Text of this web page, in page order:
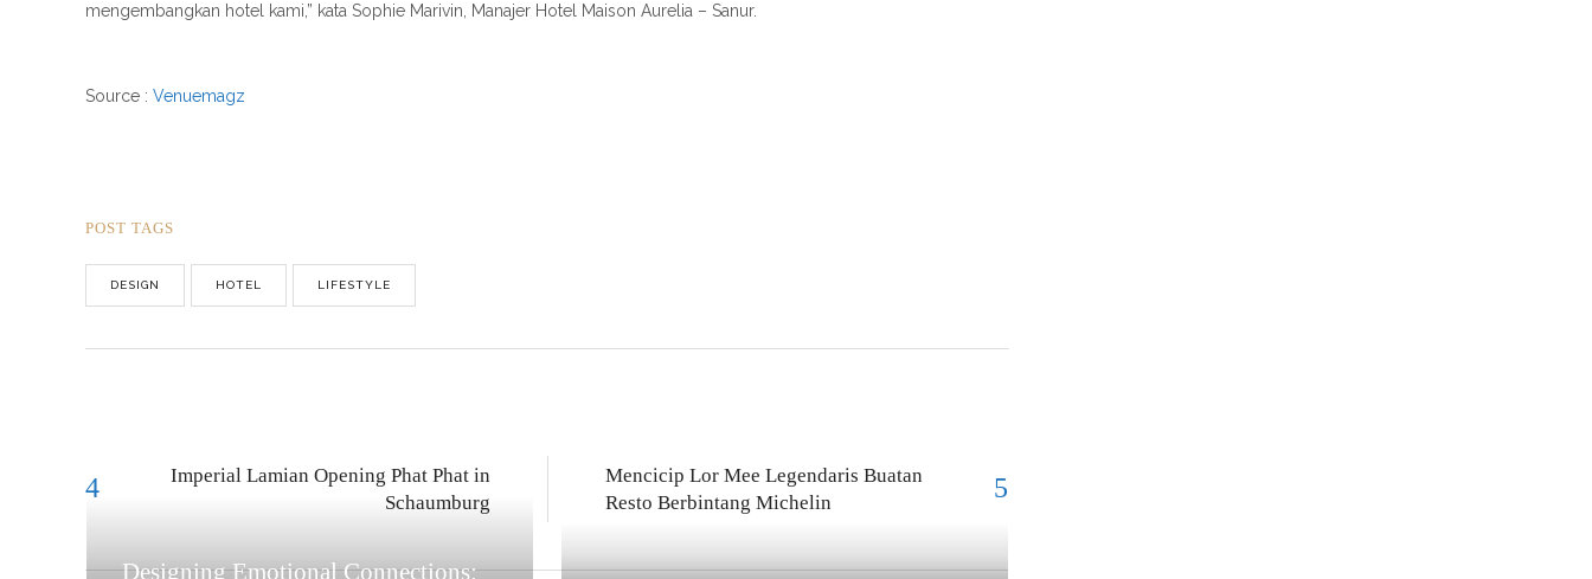
mengembangkan hotel kami,” kata Sophie Marivin, Manajer Hotel Maison Aurelia – Sanur.
Source : Venuemagz
POST TAGS
DESIGN HOTEL LIFESTYLE
Imperial Lamian Opening Phat Phat in
Schaumburg
Mencicip Lor Mee Legendaris Buatan
Resto Berbintang Michelin
Designing Emotional Connections: